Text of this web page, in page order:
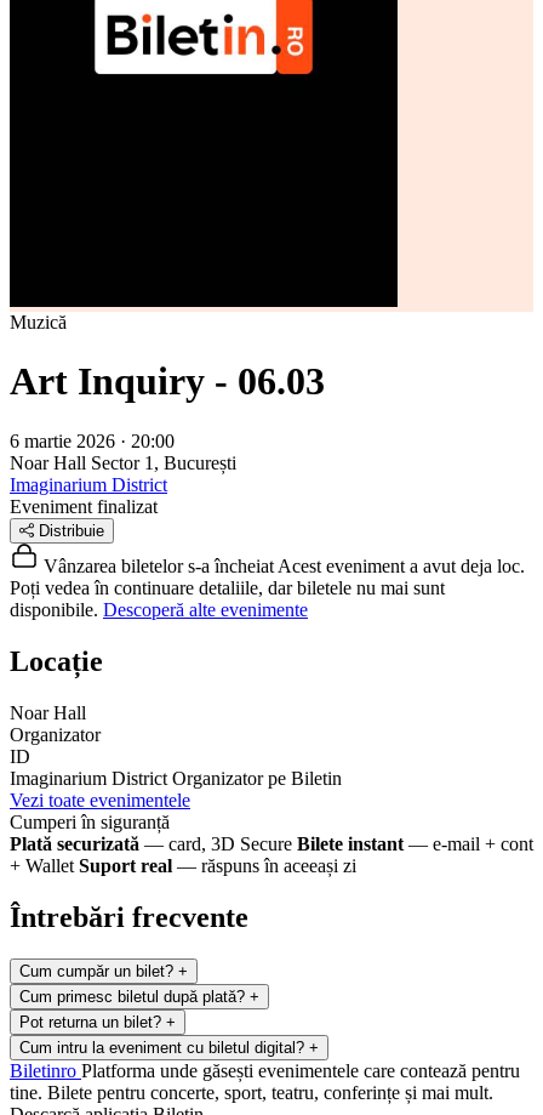
Muzică
Art Inquiry - 06.03
6 martie 2026 · 20:00
Noar Hall Sector 1, București
Imaginarium District
Eveniment finalizat
Distribuie
Vânzarea biletelor s-a încheiat Acest eveniment a avut deja loc.
Poți vedea în continuare detaliile, dar biletele nu mai sunt
disponibile. Descoperă alte evenimente
Locație
Noar Hall
Organizator
ID
Imaginarium District Organizator pe Biletin
Vezi toate evenimentele
Cumperi în siguranță
Plată securizată — card, 3D Secure Bilete instant — e-mail + cont
+ Wallet Suport real — răspuns în aceeași zi
Întrebări frecvente
Cum cumpăr un bilet? +
Cum primesc biletul după plată? +
Pot returna un bilet? +
Cum intru la eveniment cu biletul digital? +
Biletinro Platforma unde găsești evenimentele care contează pentru
tine. Bilete pentru concerte, sport, teatru, conferințe și mai mult.